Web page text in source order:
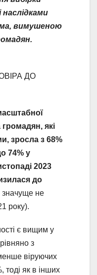
вимушеною
ДО
громадян, які
зросла з 68%
74% у
2023
до
значуще не
року).
є вищим у
з
віруючих
тоді як в інших